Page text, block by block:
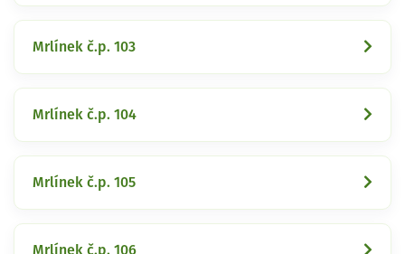
Mrlínek č.p. 103
Mrlínek č.p. 104
Mrlínek č.p. 105
Mrlínek č.p. 106